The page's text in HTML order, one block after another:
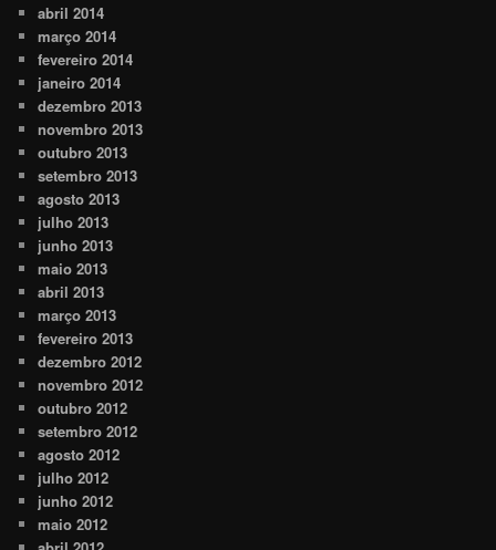
abril 2014
março 2014
fevereiro 2014
janeiro 2014
dezembro 2013
novembro 2013
outubro 2013
setembro 2013
agosto 2013
julho 2013
junho 2013
maio 2013
abril 2013
março 2013
fevereiro 2013
dezembro 2012
novembro 2012
outubro 2012
setembro 2012
agosto 2012
julho 2012
junho 2012
maio 2012